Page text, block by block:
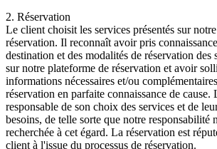
2. Réservation
Le client choisit les services présentés sur
réservation. Il reconnaît avoir pris
destination et des modalités de réservation des
sur notre plateforme de réservation et avoir
informations nécessaires et/ou
réservation en parfaite connaissance de cause.
responsable de son choix des services et de
besoins, de telle sorte que notre responsabilité
recherchée à cet égard. La réservation est
client à l'issue du processus de réservation.